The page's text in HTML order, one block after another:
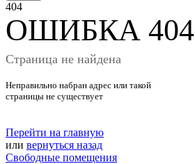
404
ОШИБКА 404
Страница не найдена
Неправильно набран адрес или такой
страницы не существует
Перейти на главную
или вернуться назад
Свободные помещения